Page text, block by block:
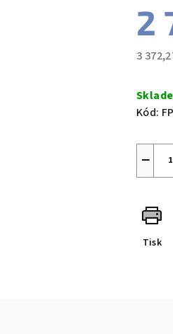
2
3
cena:
Kód:
−
Tisk